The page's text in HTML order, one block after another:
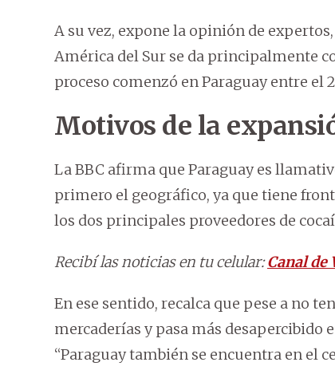
A su vez, expone la opinión de
América del Sur se da principalmente
proceso comenzó en Paraguay entre el
Motivos de la
La BBC afirma que Paraguay es
primero el geográfico, ya que tiene
los dos principales proveedores de
Recibí las noticias en tu celular:Canal de
En ese sentido, recalca que pese a no
mercaderías y pasa más desapercibido
“Paraguay también se encuentra en el